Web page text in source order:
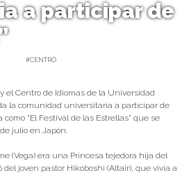
a participar de
#CENTRO
el Centro de Idiomas de la Universidad
la comunidad universitaria a participar de
“El Festival de las Estrellas” que se
julio en Japón.
(Vega) era una Princesa tejedora hija del
del joven pastor Hikoboshi (Altair), que vivía a